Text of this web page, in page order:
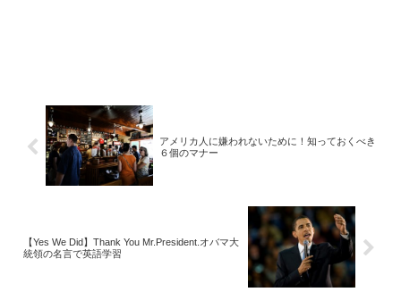
アメリカ人に嫌われないために！知っておくべき
６個のマナー
【Yes We Did】Thank You Mr.President.オバマ大
統領の名言で英語学習